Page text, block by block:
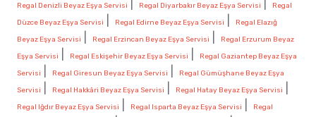
Regal Denizli Beyaz Eşya Servisi Regal Diyarbakır Beyaz Eşya Servisi
Regal
Düzce Beyaz Eşya Servisi
Regal Edirne Beyaz Eşya Servisi
Regal Elazığ
Beyaz Eşya Servisi
Regal Erzincan Beyaz Eşya Servisi
Regal Erzurum Beyaz
Eşya Servisi
Regal Eskişehir Beyaz Eşya Servisi
Regal Gaziantep Beyaz Eşya
Servisi
Regal Giresun Beyaz Eşya Servisi
Regal Gümüşhane Beyaz Eşya
Servisi
Regal Hakkâri Beyaz Eşya Servisi Regal Hatay Beyaz Eşya Servisi
Regal Iğdır Beyaz Eşya Servisi Regal Isparta Beyaz Eşya Servisi
Regal